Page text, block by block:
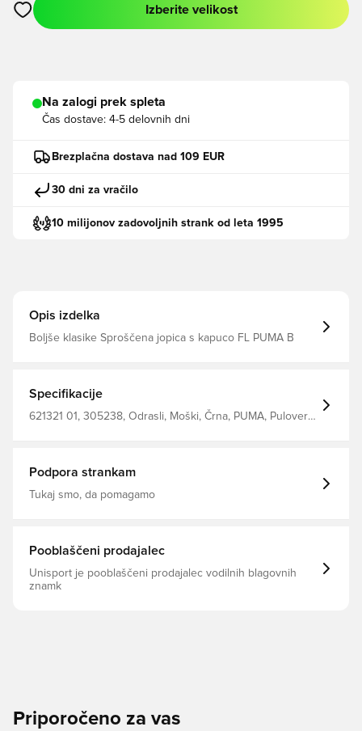
Odpre Modal za prijavo ali vpis kot član
Izberite velikost
Na zalogi prek spleta
Čas dostave: 4-5 delovnih dni
Brezplačna dostava nad 109 EUR
30 dni za vračilo
10 milijonov zadovoljnih strank od leta 1995
Opis izdelka
Boljše klasike Sproščena jopica s kapuco FL PUMA B
Specifikacije
621321 01, 305238, Odrasli, Moški, Črna, PUMA, Pulover s
Podpora strankam
Tukaj smo, da pomagamo
Pooblaščeni prodajalec
Unisport je pooblaščeni prodajalec vodilnih blagovnih
znamk
Priporočeno za vas